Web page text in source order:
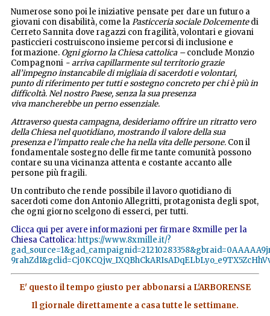
Numerose sono poi le iniziative pensate per dare un futuro a
giovani con disabilità, come laPasticceria sociale Dolcementedi
Cerreto Sannita dove ragazzi con fragilità, volontari e giovani
pasticcieri costruiscono insieme percorsi di inclusione e
formazione. Ogni giorno la Chiesa cattolica –conclude Monzio
Compagnoni - arriva capillarmente sul territorio grazie
all’impegno instancabile di migliaia di sacerdoti e volontari,
punto di riferimento per tutti e sostegno concreto per chi è più in
difficoltà. Nel nostro Paese, senza la sua presenza
vivamancherebbe un perno essenziale.
Attraverso questa campagna, desideriamo offrire un ritratto vero
della Chiesa nel quotidiano, mostrando il valore della sua
presenza e l’impatto reale che ha nella vita delle persone. Con il
fondamentale sostegno delle firme tante comunità possono
contare su una vicinanza attenta e costante accanto alle
persone più fragili.
Un contributo che rende possibile il lavoro quotidiano di
sacerdoti come don Antonio Allegritti, protagonista degli spot,
che ogni giorno scelgono di esserci, per tutti.
Clicca qui per avere informazioni per firmare 8xmille per la
Chiesa Cattolica:https://www.8xmille.it/?
E' questo il tempo giusto per abbonarsi a L'ARBORENSE
Il giornale direttamente a casa tutte le settimane.